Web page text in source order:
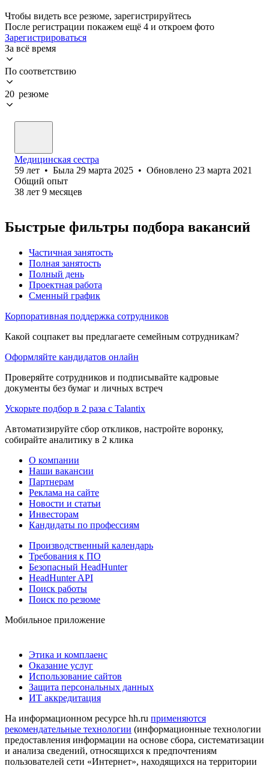
Чтобы видеть все резюме, зарегистрируйтесь
После регистрации покажем ещё 4 и откроем фото
Зарегистрироваться
За всё время
По соответствию
20 резюме
Медицинская сестра
59 лет • Была 29 марта 2025 • Обновлено 23 марта 2021
Общий опыт
38 лет 9 месяцев
Быстрые фильтры подбора вакансий
Частичная занятость
Полная занятость
Полный день
Проектная работа
Сменный график
Корпоративная поддержка сотрудников
Какой соцпакет вы предлагаете семейным сотрудникам?
Оформляйте кандидатов онлайн
Проверяйте сотрудников и подписывайте кадровые
документы без бумаг и личных встреч
Ускорьте подбор в 2 раза с Talantix
Автоматизируйте сбор откликов, настройте воронку,
собирайте аналитику в 2 клика
О компании
Наши вакансии
Партнерам
Реклама на сайте
Новости и статьи
Инвесторам
Кандидаты по профессиям
Производственный календарь
Требования к ПО
Безопасный HeadHunter
HeadHunter API
Поиск работы
Поиск по резюме
Мобильное приложение
Этика и комплаенс
Оказание услуг
Использование сайтов
Защита персональных данных
ИТ аккредитация
На информационном ресурсе hh.ru применяются
рекомендательные технологии (информационные технологии
предоставления информации на основе сбора, систематизации
и анализа сведений, относящихся к предпочтениям
пользователей сети «Интернет», находящихся на территории